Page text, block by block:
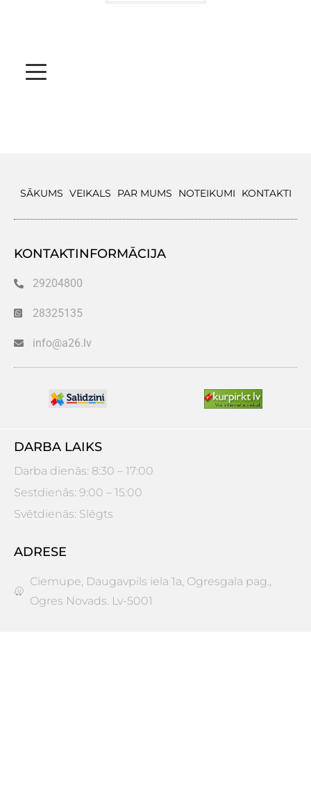
SĀKUMS VEIKALS PAR MUMS NOTEIKUMI KONTAKTI
KONTAKTINFORMĀCIJA
29204800
28325135
info@a26.lv
DARBA LAIKS
Darba dienās: 8:30 – 17:00
Sestdienās: 9:00 – 15:00
Svētdienās: Slēgts
ADRESE
Ciemupe, Daugavpils iela 1a, Ogresgala pag.,
Ogres Novads. Lv-5001